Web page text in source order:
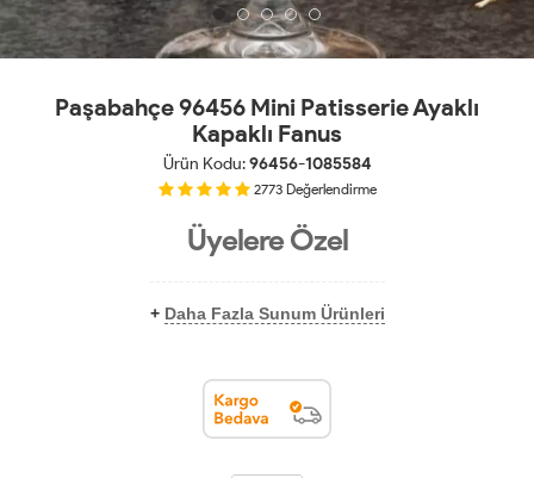
Paşabahçe 96456 Mini Patisserie Ayaklı
Kapaklı Fanus
Ürün Kodu:96456-1085584
2773 Değerlendirme
Üyelere Özel
+ Daha Fazla Sunum Ürünleri